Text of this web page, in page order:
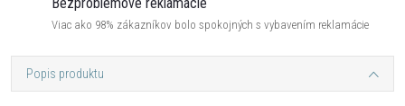
Viac ako 98% zákazníkov bolo spokojných s vybavením reklamácie
Popis produktu